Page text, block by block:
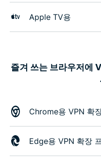
Apple TV용
즐겨 쓰는 브라우저에
Chrome용 VPN 확
Edge용 VPN 확장